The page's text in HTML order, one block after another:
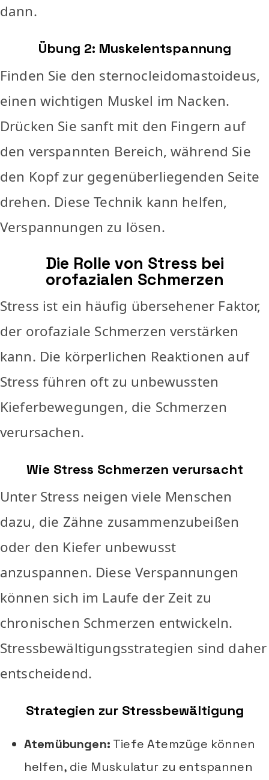
dann.
Übung 2: Muskelentspannung
Finden Sie den sternocleidomastoideus,
einen wichtigen Muskel im Nacken.
Drücken Sie sanft mit den Fingern auf
den verspannten Bereich, während Sie
den Kopf zur gegenüberliegenden Seite
drehen. Diese Technik kann helfen,
Verspannungen zu lösen.
Die Rolle von Stress bei
orofazialen Schmerzen
Stress ist ein häufig übersehener Faktor,
der orofaziale Schmerzen verstärken
kann. Die körperlichen Reaktionen auf
Stress führen oft zu unbewussten
Kieferbewegungen, die Schmerzen
verursachen.
Wie Stress Schmerzen verursacht
Unter Stress neigen viele Menschen
dazu, die Zähne zusammenzubeißen
oder den Kiefer unbewusst
anzuspannen. Diese Verspannungen
können sich im Laufe der Zeit zu
chronischen Schmerzen entwickeln.
Stressbewältigungsstrategien sind daher
entscheidend.
Strategien zur Stressbewältigung
Atemübungen: Tiefe Atemzüge können
helfen, die Muskulatur zu entspannen